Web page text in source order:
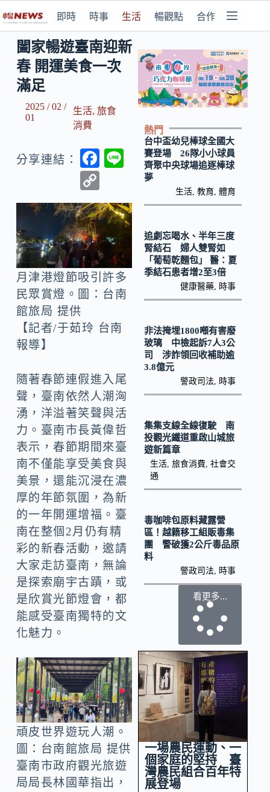
即時 時事 生活 暢觀點 合作媒體
闔家暢遊臺南迎新
春 開運美食一次
滿足
2025 / 02 /
01
生活, 旅食
消費
分享連結：
F
b
o
o
k
o
p
y
Li
n
k
月津港燈節吸引許多
民眾賞燈。圖：台南
館旅局 提供
【記者/于茹玲 台南
報導】
隨著春節連假進入尾
聲，臺南依然人潮洶
湧，洋溢著笑聲與活
力。臺南市長黃偉哲
表示，春節期間來臺
南不僅能享受美食與
美景，還能沉浸在濃
厚的年節氛圍，為新
的一年開運增福。臺
南在整個2月仍有精
彩的新春活動，邀請
大家走訪臺南，無論
是探索廟宇古蹟，或
是欣賞光節燈會，都
能感受臺南獨特的文
化魅力。
頑皮世界遊玩人潮。
圖：台南館旅局 提供
臺南市政府觀光旅遊
局局長林國華指出，
熱門
台中盃幼兒棒球全國大
賽登場 26隊小小球員
齊聚中央球場追逐棒球
夢
生活 ,教育 ,體育
追劇忘喝水、半年三度
腎結石 婦人雙腎如
「葡萄乾麵包」 醫：夏
季結石患者增2至3倍
健康醫藥 時事
非法掩埋1800噸有害廢
玻璃 中檢起訴7人3公
司 涉詐領回收補助逾
3.8億元
警政司法 時事
集集支線全線復駛 南
投觀光鐵道重啟山城旅
遊新篇章
生活, 旅食消費 社會交
通
毒咖啡包原料藏露營
區！越籍移工組販毒集
團 警破獲2公斤毒品原
料
警政司法 時事
看更多...
一場農民運動、一
個家庭的堅持 臺
灣農民組合百年特
展登場